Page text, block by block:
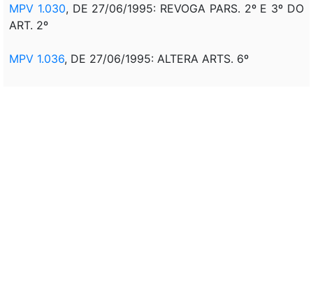
MPV 1.030, DE 27/06/1995: REVOGA PARS. 2º E 3º DO
ART. 2º
MPV 1.036, DE 27/06/1995: ALTERA ARTS. 6º